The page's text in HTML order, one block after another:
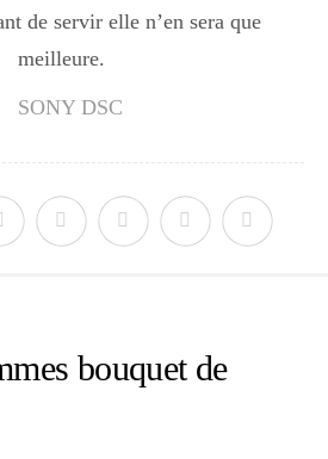
de servir elle n’en sera que
meilleure.
bouquet de